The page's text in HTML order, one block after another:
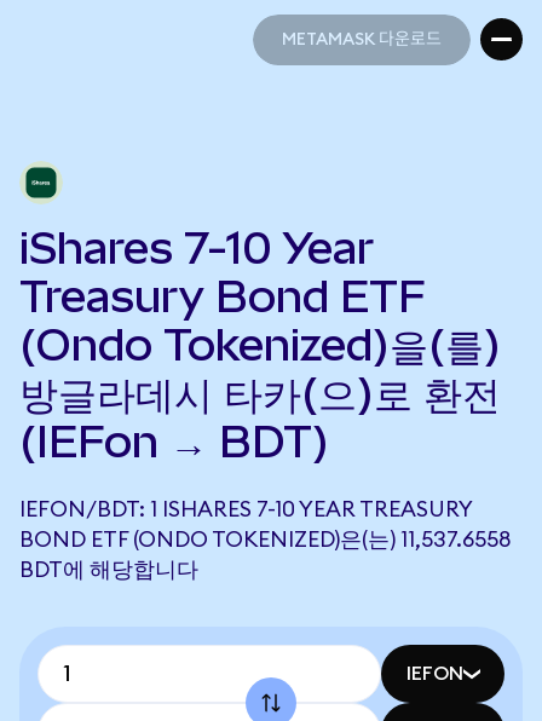
METAMASK 다운로드
iShares 7-10 Year
Treasury Bond ETF
(Ondo Tokenized)을(를)
방글라데시 타카(으)로 환전
(IEFon → BDT)
IEFON/BDT: 1 ISHARES 7-10 YEAR TREASURY
BOND ETF (ONDO TOKENIZED)은(는) 11,537.6558
BDT에 해당합니다
IEFON